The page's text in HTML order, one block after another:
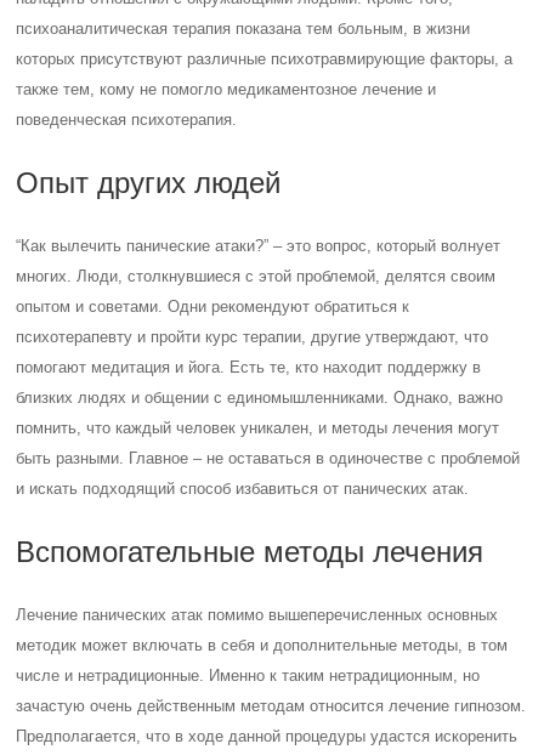
психоаналитическая терапия показана тем больным, в жизни
которых присутствуют различные психотравмирующие факторы, а
также тем, кому не помогло медикаментозное лечение и
поведенческая психотерапия.
Опыт других людей
“Как вылечить панические атаки?” – это вопрос, который волнует
многих. Люди, столкнувшиеся с этой проблемой, делятся своим
опытом и советами. Одни рекомендуют обратиться к
психотерапевту и пройти курс терапии, другие утверждают, что
помогают медитация и йога. Есть те, кто находит поддержку в
близких людях и общении с единомышленниками. Однако, важно
помнить, что каждый человек уникален, и методы лечения могут
быть разными. Главное – не оставаться в одиночестве с проблемой
и искать подходящий способ избавиться от панических атак.
Вспомогательные методы лечения
Лечение панических атак помимо вышеперечисленных основных
методик может включать в себя и дополнительные методы, в том
числе и нетрадиционные. Именно к таким нетрадиционным, но
зачастую очень действенным методам относится лечение гипнозом.
Предполагается, что в ходе данной процедуры удастся искоренить